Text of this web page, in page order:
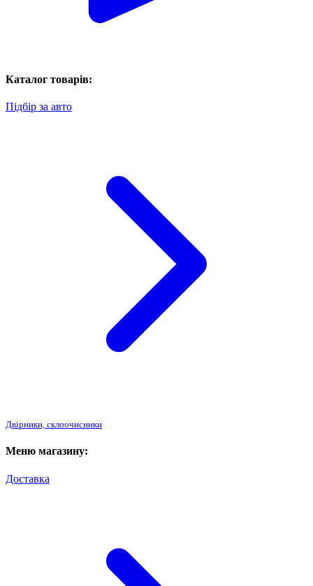
Каталог товарів:
Підбір за авто
Двірники, склоочисники
Меню магазину:
Доставка